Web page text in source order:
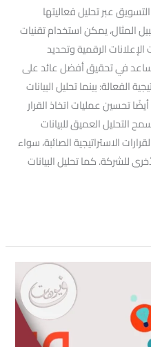
عبر تحليل فعاليتها
المثال، يمكن استخدام تقنيات
الرقمية وتحديد
يساعد في تحقيق أفضل عائد على
الفعالة: بينما تحليل البيانات
تحسين عمليات اتخاذ القرار
التحليل العميق للبيانات
الاستراتيجية الصائبة، سواء
للشركة. كما تحليل البيانات